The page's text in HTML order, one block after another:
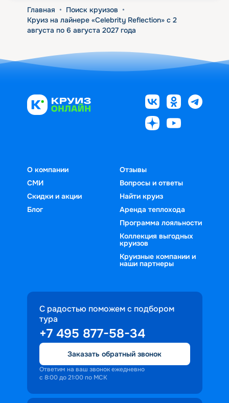
Главная • Поиск круизов •
Круиз на лайнере «Celebrity Reflection» с 2
августа по 6 августа 2027 года
О компании
СМИ
Скидки и акции
Блог
Отзывы
Вопросы и ответы
Найти круиз
Аренда теплохода
Программа лояльности
Коллекция выгодных
круизов
Круизные компании и
наши партнеры
С радостью поможем с подбором
тура
+7 495 877-58-34
Заказать обратный звонок
Ответим на ваш звонок ежедневно
с 8:00 до 21:00 по МСК